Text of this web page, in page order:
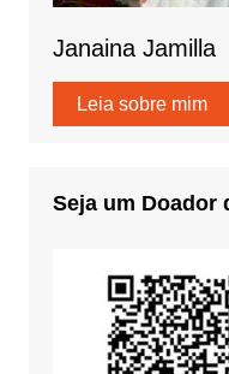
Janaina Jamilla
Leia sobre mim
Seja um Doador